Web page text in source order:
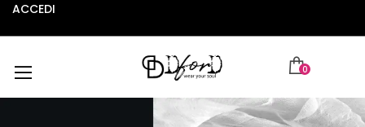
ACCEDI
0